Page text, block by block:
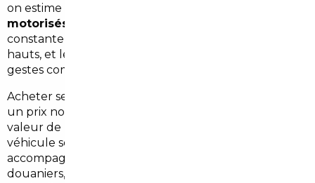
on estime que
motorisés
constante sur l'offre locale. Résultat : les prix restent
hauts, et les vendeurs n'ont aucun intérêt à faire de
gestes commerciaux significatifs.
Acheter seul en concession, c'est souvent accepter
un prix non négocié, des options imposées et une
valeur de reprise sous-estimée. Aller chercher un
véhicule soi-même à l'étranger sans
accompagnement, c'est s'exposer à des risques
douaniers, administratifs et mécaniques que peu de